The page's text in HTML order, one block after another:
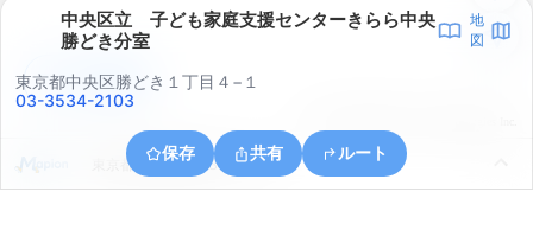
中央区立 子ども家庭支援センターきらら中央
勝どき分室
地
図
東京都中央区勝どき１丁目４−１
03-3534-2103
保存 共有 ルート
東京都江東区東陽３丁目１９
アプリで見る